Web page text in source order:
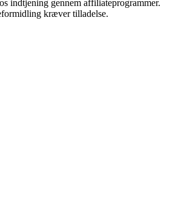
indtjening gennem affiliateprogrammer.
kræver tilladelse.